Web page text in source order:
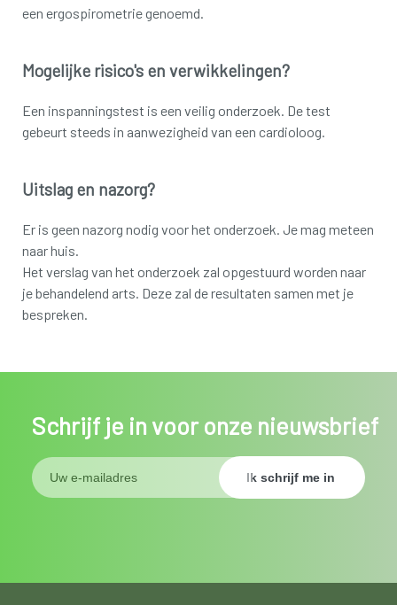
een ergospirometrie genoemd.
Mogelijke risico's en verwikkelingen?
Een inspanningstest is een veilig onderzoek. De test
gebeurt steeds in aanwezigheid van een cardioloog.
Uitslag en nazorg?
Er is geen nazorg nodig voor het onderzoek. Je mag meteen
naar huis.
Het verslag van het onderzoek zal opgestuurd worden naar
je behandelend arts. Deze zal de resultaten samen met je
bespreken.
Schrijf je in voor onze nieuwsbrief